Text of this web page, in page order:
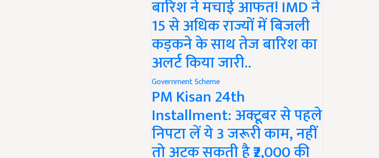
बारिश ने मचाई आफत! IMD ने
15 से अधिक राज्यों में बिजली
कड़कने के साथ तेज बारिश का
अलर्ट किया जारी..
Government Scheme
PM Kisan 24th
Installment: अक्टूबर से पहले
निपटा लें ये 3 जरूरी काम, नहीं
तो अटक सकती है ₹2,000 की